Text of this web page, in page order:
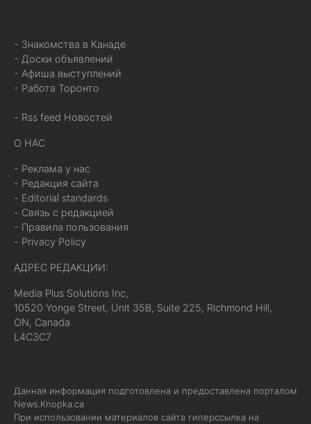
- Знакомства в Канаде
- Доски объявлений
- Афиша выступлений
- Работа Торонто
- Rss feed Новостей
О НАС
- Реклама у нас
- Редакция сайта
- Editorial standards
- Связь с редакцией
- Правила пользования
- Privacy Policy
АДРЕС РЕДАКЦИИ:
Media Plus Solutions Inc,
10520 Yonge Street, Unit 35B, Suite 225, Richmond Hill,
ON, Canada
L4C3C7
Данная информация подготовлена и предоставлена порталом
News.Knopka.ca
При использовании материалов сайта гиперссылка на